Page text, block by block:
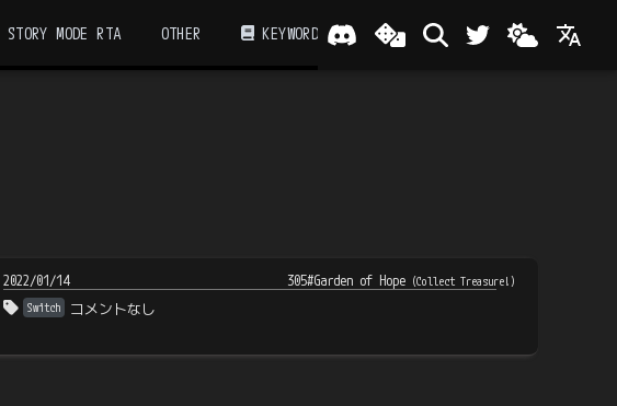
STORY MODE RTA OTHER KEYWORD
2022/01/14 305#Garden of Hope (Collect Treasure!)
Switch
コメントなし